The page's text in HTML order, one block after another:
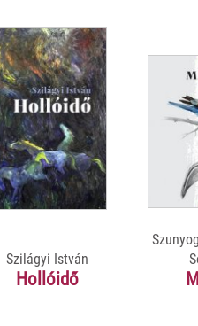
Kótai József portréfilm (előzetes)
Szilágyi István
Hollóidő